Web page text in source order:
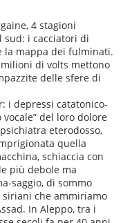
4 stagioni
sud: i cacciatori di
la mappa dei fulminati.
di volts mettono
delle sfere di
i depressi catatonico-
del loro dolore
eterodosso,
quella
schiaccia con
più debole ma
saggio, di sommo
che ammiriamo
In Aleppo, tra i